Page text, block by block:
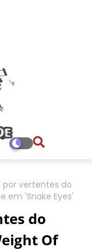
por vertentes do
em 'Snake Eyes'
do
Of